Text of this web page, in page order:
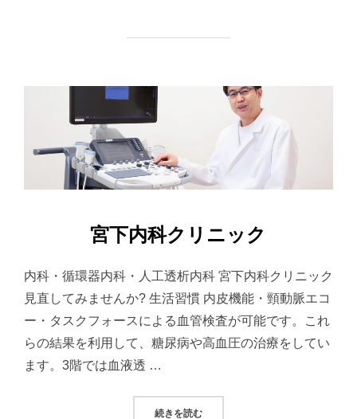
宮下内科クリニック
内科・循環器内科・人工透析内科 宮下内科クリニック
見直してみませんか? 生活習慣 内皮機能・頸動脈エコ
ー・タスクフォースによる血管検査が可能です。これ
らの結果を利用して、糖尿病や高血圧の治療をしてい
ます。3階では血液透 …
続きを読む“宮下内科クリニック”